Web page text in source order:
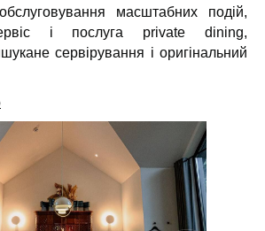
масштабних подій,
і послуга private dining,
сервірування і оригінальний